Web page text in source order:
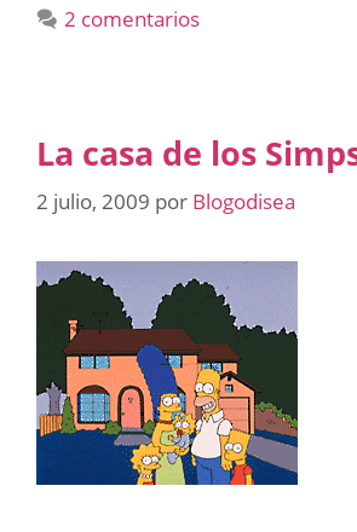
2 comentarios
La casa de los
2 julio, 2009 por Blogodisea